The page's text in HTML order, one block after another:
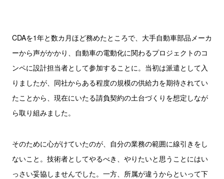
CDAを1年と数カ月ほど務めたところで、大手自動車部品メーカ
ーから声がかかり、自動車の電動化に関わるプロジェクトのコ
ンペに設計担当者として参加することに。当初は派遣として入
りましたが、同社からある程度の規模の供給力を期待されてい
たことから、現在にいたる請負契約の土台づくりを想定しなが
ら取り組みました。
そのために心がけていたのが、自分の業務の範囲に線引きをし
ないこと。技術者としてやるべき、やりたいと思うことにはい
っさい妥協しませんでした。一方、所属が違うからといって下